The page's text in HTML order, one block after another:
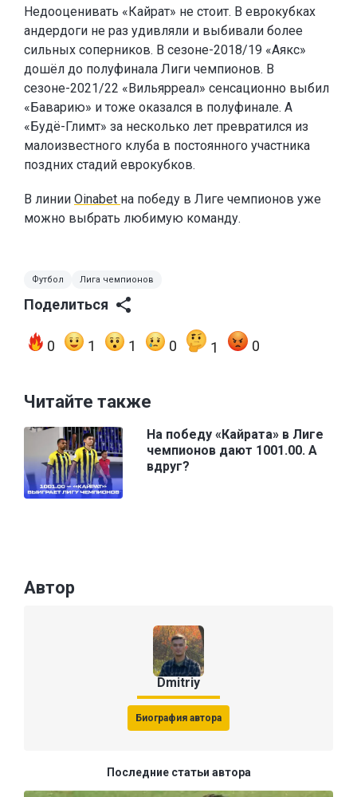
Недооценивать «Кайрат» не стоит. В еврокубках
андердоги не раз удивляли и выбивали более
сильных соперников. В сезоне-2018/19 «Аякс»
дошёл до полуфинала Лиги чемпионов. В
сезоне-2021/22 «Вильярреал» сенсационно выбил
«Баварию» и тоже оказался в полуфинале. А
«Будё-Глимт» за несколько лет превратился из
малоизвестного клуба в постоянного участника
поздних стадий еврокубков.
В линии Oinabet на победу в Лиге чемпионов уже
можно выбрать любимую команду.
Футбол Лига чемпионов
Поделиться
0 1 1 0 1 0
Читайте также
На победу «Кайрата» в Лиге
чемпионов дают 1001.00. А
вдруг?
Автор
Dmitriy
Биография автора
Последние статьи автора